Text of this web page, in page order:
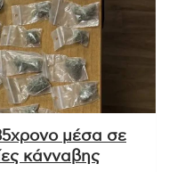
μέσα σε
κάνναβης